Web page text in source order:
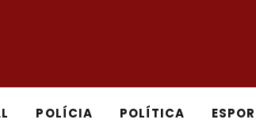
POLÍCIA POLÍTICA